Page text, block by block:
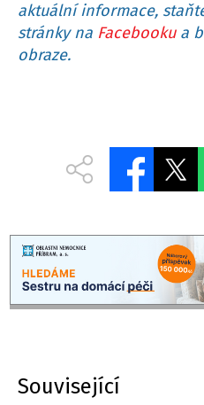
aktuální informace,
stránky na Facebookua
obraze.
Související